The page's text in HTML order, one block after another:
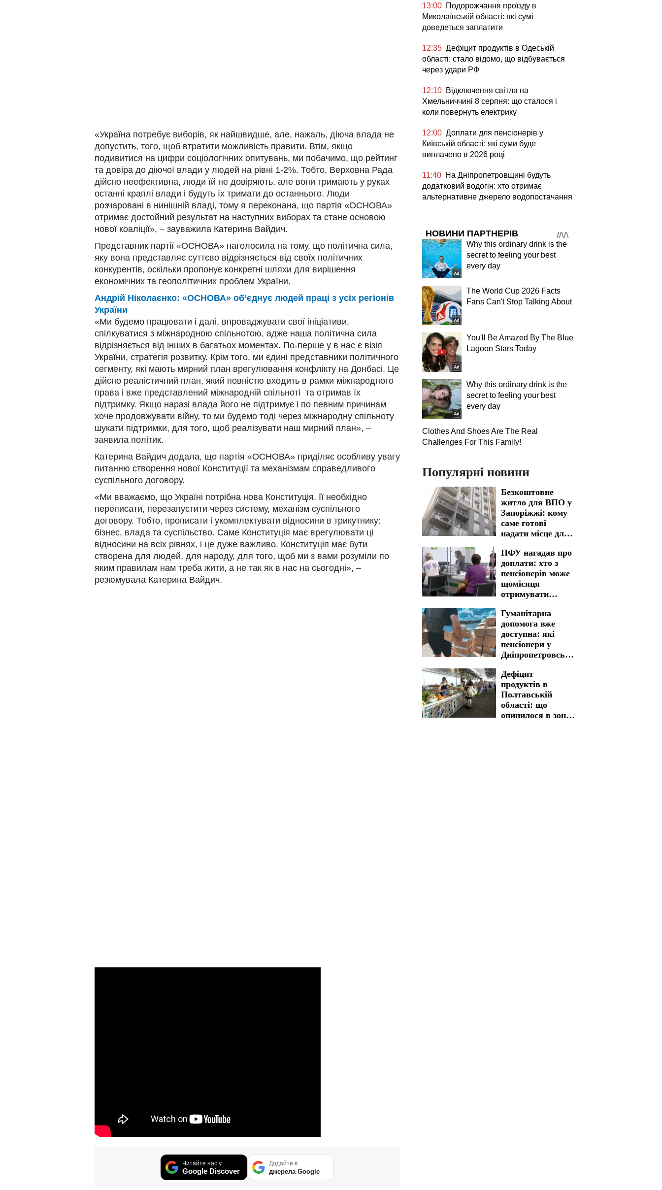
«Україна потребує виборів, як найшвидше, але, нажаль, діюча влада не
допустить, того, щоб втратити можливість правити. Втім, якщо
подивитися на цифри соціологічних опитувань, ми побачимо, що рейтинг
та довіра до діючої влади у людей на рівні 1-2%. Тобто, Верховна Рада
дійсно неефективна, люди їй не довіряють, але вони тримають у руках
останні краплі влади і будуть їх тримати до останнього. Люди
розчаровані в нинішній владі, тому я переконана, що партія «ОСНОВА»
отримає достойний результат на наступних виборах та стане основою
нової коаліції», – зауважила Катерина Вайдич.
Представник партії «ОСНОВА» наголосила на тому, що політична сила,
яку вона представляє суттєво відрізняється від своїх політичних
конкурентів, оскільки пропонує конкретні шляхи для вирішення
економічних та геополітичних проблем України.
Андрій Ніколаєнко: «ОСНОВА» об’єднує людей праці з усіх регіонів
України
«Ми будемо працювати і далі, впроваджувати свої ініціативи,
спілкуватися з міжнародною спільнотою, адже наша політична сила
відрізняється від інших в багатьох моментах. По-перше у в нас є візія
України, стратегія розвитку. Крім того, ми єдині представники політичного
сегменту, які мають мирний план врегулювання конфлікту на Донбасі. Це
дійсно реалістичний план, який повністю входить в рамки міжнародного
права і вже представлений міжнародній спільноті та отримав їх
підтримку. Якщо наразі влада його не підтримує і по певним причинам
хоче продовжувати війну, то ми будемо тоді через міжнародну спільноту
шукати підтримки, для того, щоб реалізувати наш мирний план», –
заявила політик.
Катерина Вайдич додала, що партія «ОСНОВА» приділяє особливу увагу
питанню створення нової Конституції та механізмам справедливого
суспільного договору.
«Ми вважаємо, що Україні потрібна нова Конституція. Її необхідно
переписати, перезапустити через систему, механізм суспільного
договору. Тобто, прописати і укомплектувати відносини в трикутнику:
бізнес, влада та суспільство. Саме Конституція має врегулювати ці
відносини на всіх рівнях, і це дуже важливо. Конституція має бути
створена для людей, для народу, для того, щоб ми з вами розуміли по
яким правилам нам треба жити, а не так як в нас на сьогодні», –
резюмувала Катерина Вайдич.
Читайте нас у
Google Discover
Додайте в
джерела Google
13:00 Подорожчання проїзду в
Миколаївській області: які сумі
доведеться заплатити
12:35 Дефіцит продуктів в Одеській
області: стало відомо, що відбувається
через удари РФ
12:10 Відключення світла на
Хмельниччині 8 серпня: що сталося і
коли повернуть електрику
12:00 Доплати для пенсіонерів у
Київській області: які суми буде
виплачено в 2026 році
11:40 На Дніпропетровщині будуть
додатковий водогін: хто отримає
альтернативне джерело водопостачання
НОВИНИ ПАРТНЕРІВ
Why this ordinary drink is the
secret to feeling your best
every day
The World Cup 2026 Facts
Fans Can't Stop Talking About
You'll Be Amazed By The Blue
Lagoon Stars Today
Why this ordinary drink is the
secret to feeling your best
every day
Clothes And Shoes Are The Real
Challenges For This Family!
Популярні новини
Безкоштовне
житло для ВПО у
Запоріжжі: кому
саме готові
надати місце для
ПФУ нагадав про
доплати: хто з
пенсіонерів може
щомісяця
отримувати
Дніпропетровській
області
Гуманітарна
допомога вже
доступна: які
пенсіонери у
Дніпропетровській
скористатися
підтримкою
Дефіцит
продуктів в
Полтавській
області: що
опинилося в зоні